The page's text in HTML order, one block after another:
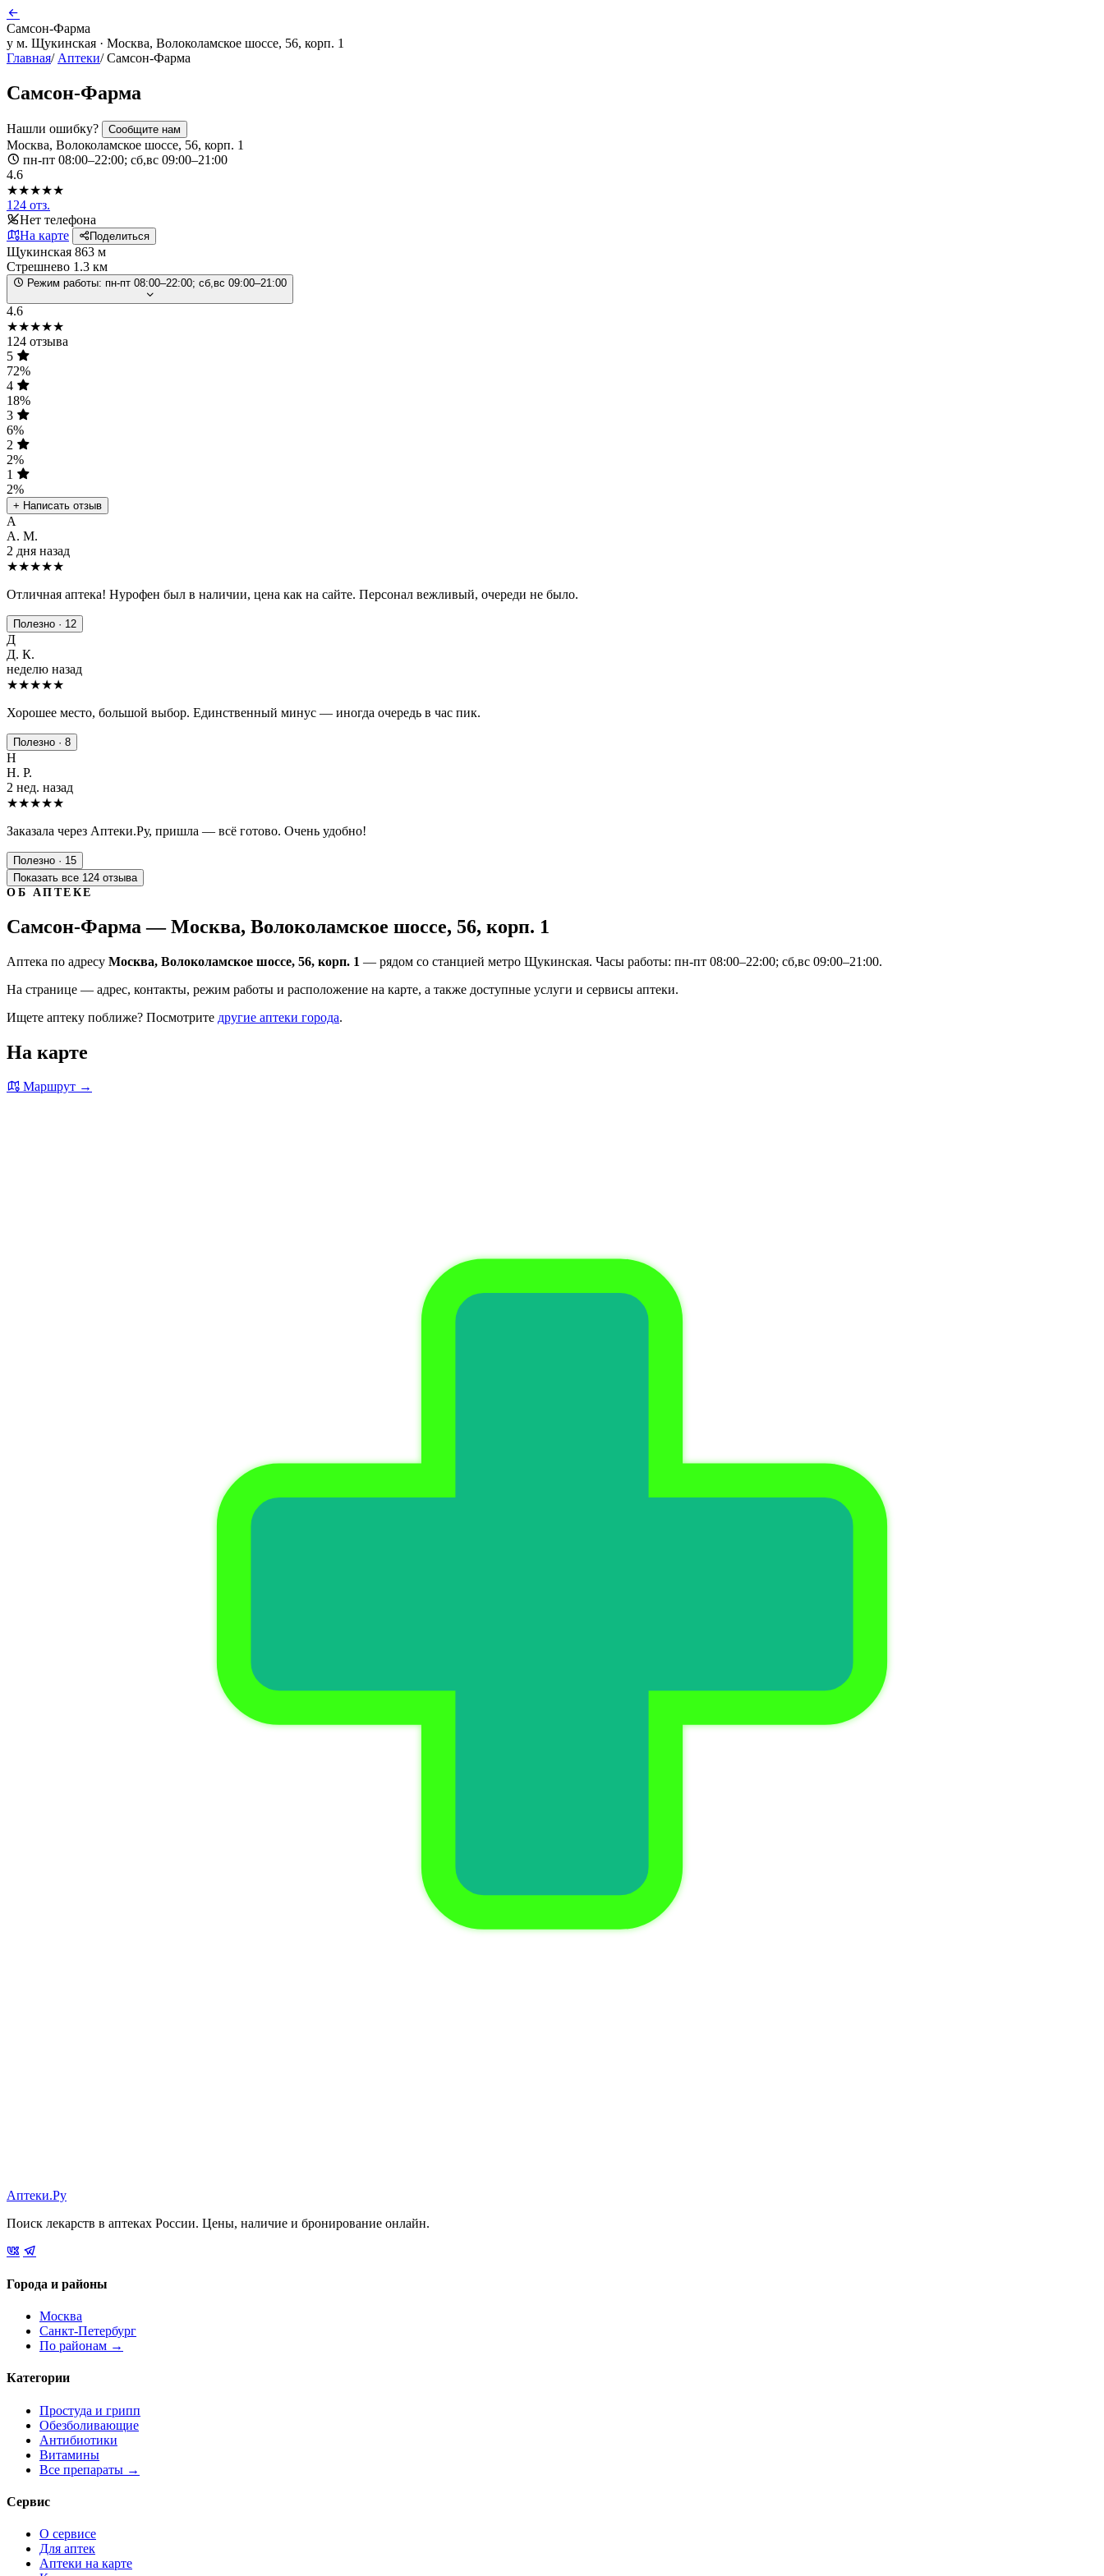
Самсон-Фарма
у м. Щукинская · Москва, Волоколамское шоссе, 56, корп. 1
Главная/ Аптеки/ Самсон-Фарма
Самсон-Фарма
Нашли ошибку? Сообщите нам
Москва, Волоколамское шоссе, 56, корп. 1
пн-пт 08:00–22:00; сб,вс 09:00–21:00
4.6
★★★★★
124 отз.
Нет телефона
На карте
Поделиться
Щукинская 863 м
Стрешнево 1.3 км
Режим работы: пн-пт 08:00–22:00; сб,вс 09:00–21:00
4.6
★★★★★
124 отзыва
5
72%
4
18%
3
6%
2
2%
1
2%
+ Написать отзыв
А
А. М.
2 дня назад
★★★★★
Отличная аптека! Нурофен был в наличии, цена как на сайте. Персонал вежливый, очереди не было.
Полезно · 12
Д
Д. К.
неделю назад
★★★★★
Хорошее место, большой выбор. Единственный минус — иногда очередь в час пик.
Полезно · 8
Н
Н. Р.
2 нед. назад
★★★★★
Заказала через Аптеки.Ру, пришла — всё готово. Очень удобно!
Полезно · 15
Показать все 124 отзыва
ОБ АПТЕКЕ
Самсон-Фарма — Москва, Волоколамское шоссе, 56, корп. 1
Аптека по адресу Москва, Волоколамское шоссе, 56, корп. 1 — рядом со станцией метро Щукинская. Часы работы: пн-пт 08:00–22:00; сб,вс 09:00–21:00.
На странице — адрес, контакты, режим работы и расположение на карте, а также доступные услуги и сервисы аптеки.
Ищете аптеку поближе? Посмотрите другие аптеки города.
На карте
Маршрут →
Аптеки.Ру
Поиск лекарств в аптеках России. Цены, наличие и бронирование онлайн.
Города и районы
Москва
Санкт-Петербург
По районам →
Категории
Простуда и грипп
Обезболивающие
Антибиотики
Витамины
Все препараты →
Сервис
О сервисе
Для аптек
Аптеки на карте